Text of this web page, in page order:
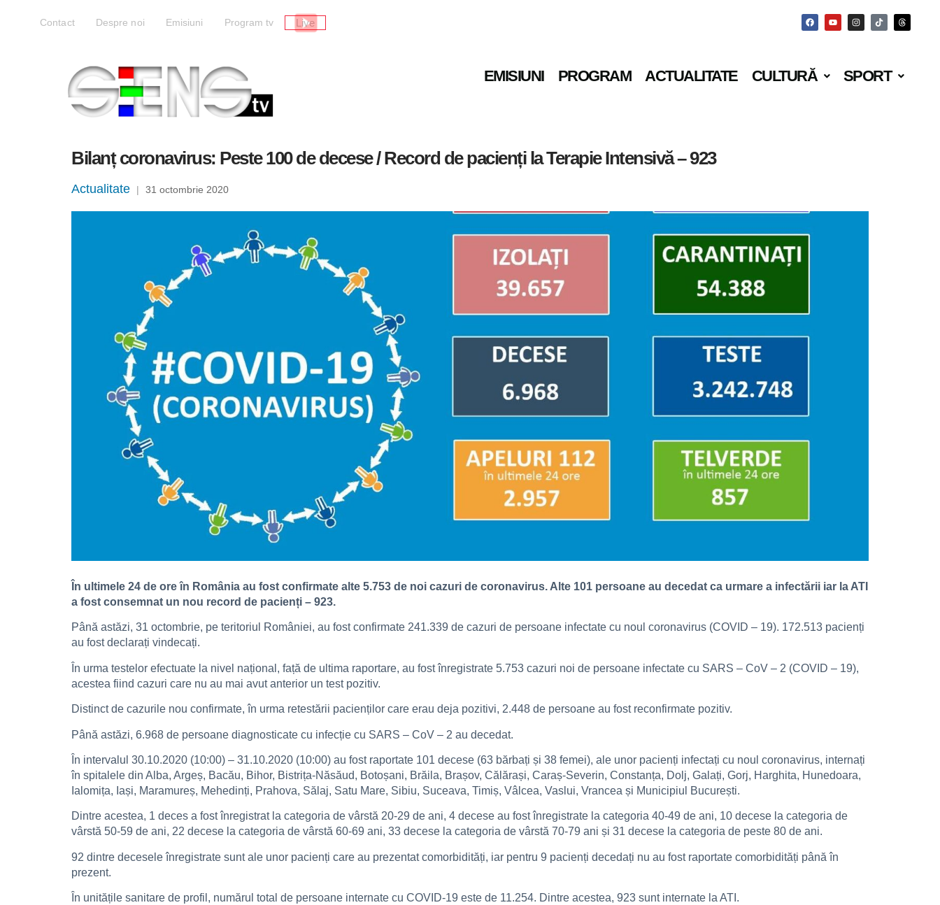
Contact Despre noi Emisiuni Program tv Live
EMISIUNI PROGRAM ACTUALITATE CULTURĂ SPORT
Bilanț coronavirus: Peste 100 de decese / Record de pacienți la Terapie Intensivă – 923
Actualitate | 31 octombrie 2020
În ultimele 24 de ore în România au fost confirmate alte 5.753 de noi cazuri de coronavirus. Alte 101 persoane au decedat ca urmare a infectării iar la ATI
a fost consemnat un nou record de pacienți – 923.
Până astăzi, 31 octombrie, pe teritoriul României, au fost confirmate 241.339 de cazuri de persoane infectate cu noul coronavirus (COVID – 19). 172.513 pacienți
au fost declarați vindecați.
În urma testelor efectuate la nivel național, față de ultima raportare, au fost înregistrate 5.753 cazuri noi de persoane infectate cu SARS – CoV – 2 (COVID – 19),
acestea fiind cazuri care nu au mai avut anterior un test pozitiv.
Distinct de cazurile nou confirmate, în urma retestării pacienților care erau deja pozitivi, 2.448 de persoane au fost reconfirmate pozitiv.
Până astăzi, 6.968 de persoane diagnosticate cu infecție cu SARS – CoV – 2 au decedat.
În intervalul 30.10.2020 (10:00) – 31.10.2020 (10:00) au fost raportate 101 decese (63 bărbați și 38 femei), ale unor pacienți infectați cu noul coronavirus, internați
în spitalele din Alba, Argeș, Bacău, Bihor, Bistrița-Năsăud, Botoșani, Brăila, Brașov, Călărași, Caraș-Severin, Constanța, Dolj, Galați, Gorj, Harghita, Hunedoara,
Ialomița, Iași, Maramureș, Mehedinți, Prahova, Sălaj, Satu Mare, Sibiu, Suceava, Timiș, Vâlcea, Vaslui, Vrancea și Municipiul București.
Dintre acestea, 1 deces a fost înregistrat la categoria de vârstă 20-29 de ani, 4 decese au fost înregistrate la categoria 40-49 de ani, 10 decese la categoria de
vârstă 50-59 de ani, 22 decese la categoria de vârstă 60-69 ani, 33 decese la categoria de vârstă 70-79 ani și 31 decese la categoria de peste 80 de ani.
92 dintre decesele înregistrate sunt ale unor pacienți care au prezentat comorbidități, iar pentru 9 pacienți decedați nu au fost raportate comorbidități până în
prezent.
În unitățile sanitare de profil, numărul total de persoane internate cu COVID-19 este de 11.254. Dintre acestea, 923 sunt internate la ATI.